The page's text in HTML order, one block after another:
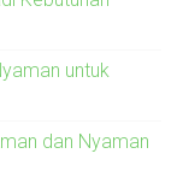
untuk
dan Nyaman